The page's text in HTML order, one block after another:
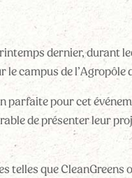
dernier, durant
le campus de l’Agropôle
parfaite pour cet
de présenter leur
telles que CleanGreens